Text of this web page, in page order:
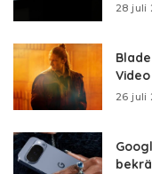
28 juli
26 juli